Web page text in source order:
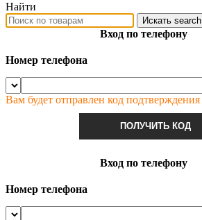
Найти
Искать search
Вход по телефону
Номер телефона
Вам будет отправлен код подтверждения
ПОЛУЧИТЬ КОД
Вход по телефону
Номер телефона